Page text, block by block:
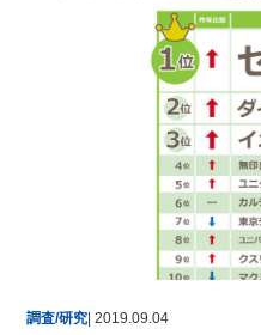
調査/研究 | 2019.09.04